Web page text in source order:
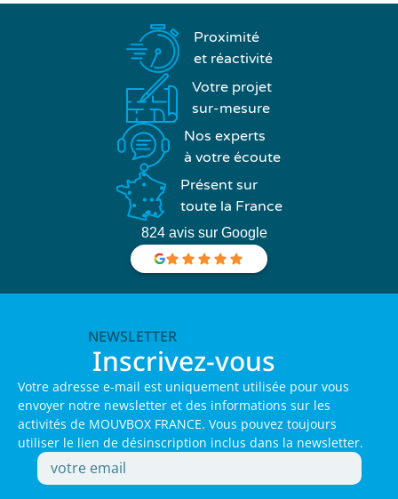
Proximité
et réactivité
Votre projet
sur-mesure
Nos experts
à votre écoute
Présent sur
toute la France
824 avis sur Google
NEWSLETTER
Inscrivez-vous
Votre adresse e-mail est uniquement utilisée pour vous
envoyer notre newsletter et des informations sur les
activités de MOUVBOX FRANCE. Vous pouvez toujours
utiliser le lien de désinscription inclus dans la newsletter.